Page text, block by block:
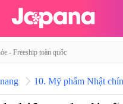
10. Mỹ phẩm Nhật